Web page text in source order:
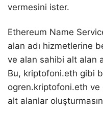
vermesini ister.
Ethereum Name
alan adı hizmetlerine
ve alan sahibi alt alan
Bu, kriptofoni.eth gibi
ogren.kriptofoni.eth
alt alanlar